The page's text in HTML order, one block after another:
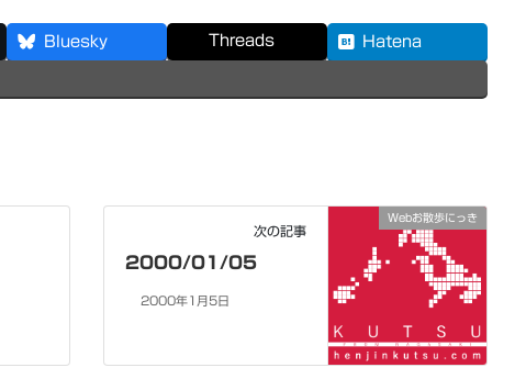
Bluesky Threads Hatena
Webお散歩にっき
次の記事
2000/01/05
2000年1月5日